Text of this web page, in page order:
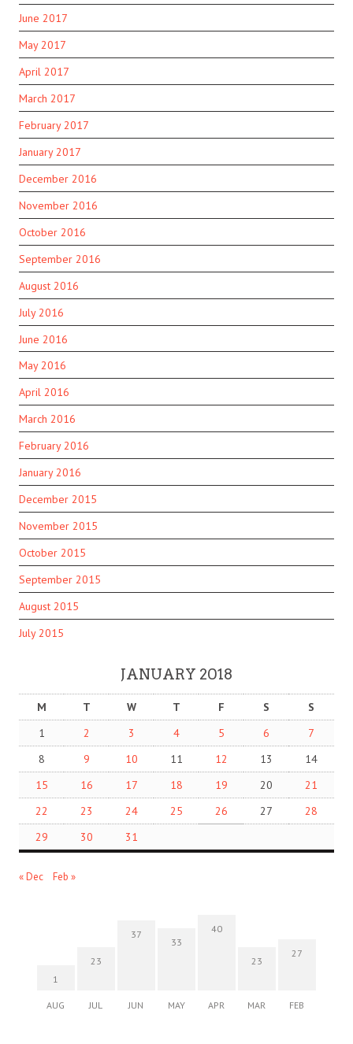
June 2017
May 2017
April 2017
March 2017
February 2017
January 2017
December 2016
November 2016
October 2016
September 2016
August 2016
July 2016
June 2016
May 2016
April 2016
March 2016
February 2016
January 2016
December 2015
November 2015
October 2015
September 2015
August 2015
July 2015
JANUARY 2018
M T W T F S
S
1
2 3 4 5 6
7
8
9 10 11 12 13
14
15
16 17 18 19 20
21
22
23 24 25 26 27
28
29
30 31
« Dec Feb »
1
AUG
23
JUL
37
JUN
33
MAY
40
APR
23
MAR
27
FEB